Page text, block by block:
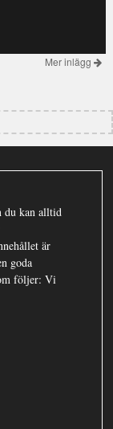
Mer inlägg
du kan alltid
är
goda
följer: Vi